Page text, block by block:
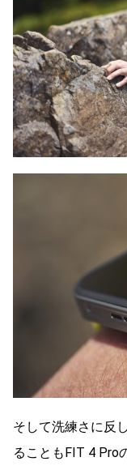
そして洗練さに反
ることもFIT 4 Pro